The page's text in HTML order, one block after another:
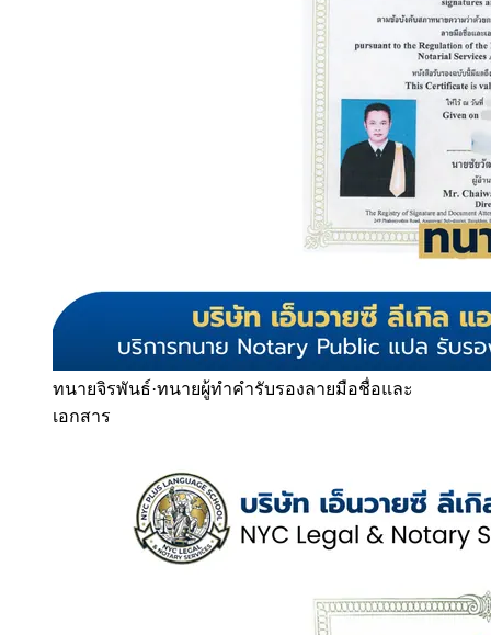
ทนายจิรพันธ์·ทนายผู้ทำคำรับรองลายมือชื่อและ
เอกสาร